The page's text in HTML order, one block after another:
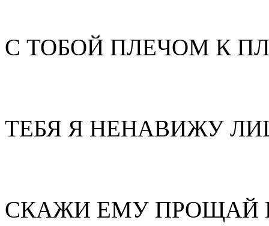
С ТОБОЙ ПЛЕЧОМ К
ТЕБЯ Я НЕНАВИЖУ
СКАЖИ ЕМУ ПРОЩАЙ